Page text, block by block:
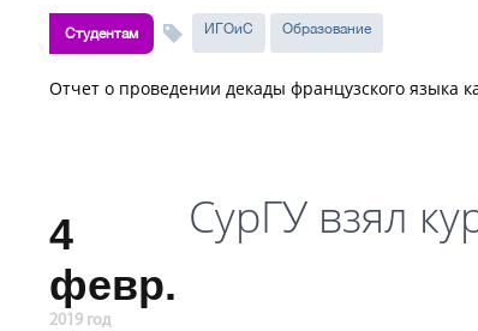
Студентам ИГОиС Образование
Отчет о проведении декады французского языка
4
февр.
2019 год
СурГУ взял